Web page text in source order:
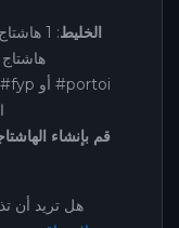
الخليط
قم بإنشاء
هل تريد أن